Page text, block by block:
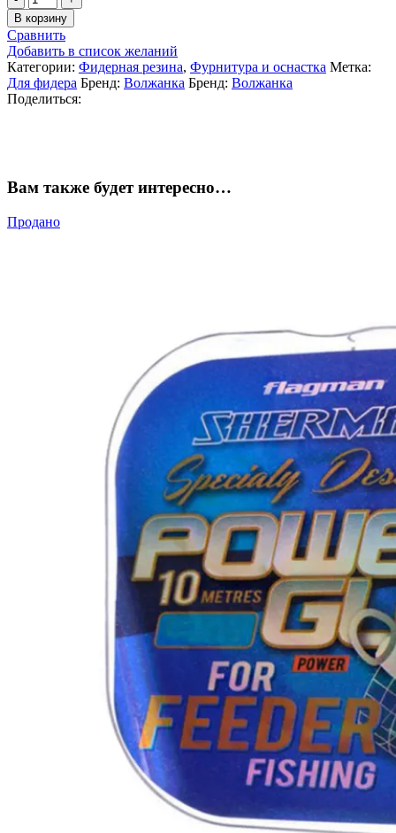
товара
Фидерная
резина
Volzhanka
0.7м/5м
(feeder
gum)
В корзину
Сравнить
Добавить в список желаний
Категории: Фидерная резина, Фурнитура и оснастка Метка:
Для фидера Бренд: Волжанка Бренд: Волжанка
Поделиться:
Вам также будет интересно…
Продано